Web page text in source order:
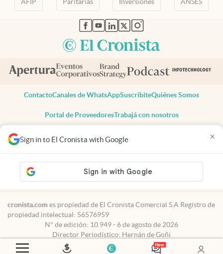
Sign in to El Cronista with Google ×
abre en nueva pestaña
abre en nueva pestaña
abre en nueva pestaña
abre en nueva pestaña
abre en nueva pestaña
ContactoCanales de WhatsAppSuscribiteQuiénes Somos
Portal de ProveedoresTrabajá con nosotros
Todos los derechos reservados
Privacidad
Consentimiento
Tel:+54 11 7078-3270
cronista.com es propiedad de El Cronista Comercial S.A Registro de
propiedad intelectual: 56576959
N° de edición: 10.949 - 6 de agosto de 2026
Director Periodístico: Hernán de Goñi